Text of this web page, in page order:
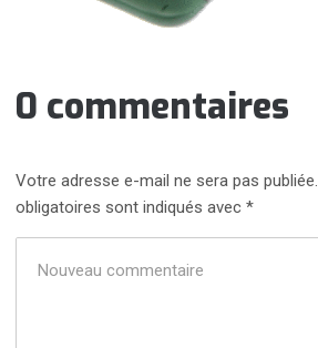
0 commentaires
Votre adresse e-mail ne sera pas publiée.
obligatoires sont indiqués avec*
commentaire*